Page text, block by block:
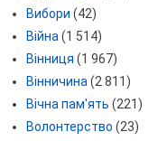
Вибори (42)
Війна(1 514)
Вінниця (1 967)
Вінничина(2 811)
Вічна пам'ять (221)
Волонтерство (23)